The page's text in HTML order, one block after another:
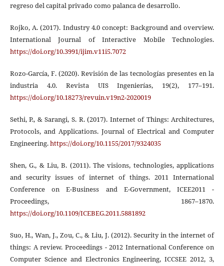
regreso del capital privado como palanca de desarrollo.
Rojko, A. (2017). Industry 4.0 concept: Background and overview.
International Journal of Interactive Mobile Technologies.
https://doi.org/10.3991/ijim.v11i5.7072
Rozo-García, F. (2020). Revisión de las tecnologías presentes en la
industria 4.0. Revista UIS Ingenierías, 19(2), 177–191.
https://doi.org/10.18273/revuin.v19n2-2020019
Sethi, P., & Sarangi, S. R. (2017). Internet of Things: Architectures,
Protocols, and Applications. Journal of Electrical and Computer
Engineering.https://doi.org/10.1155/2017/9324035
Shen, G., & Liu, B. (2011). The visions, technologies, applications
and security issues of internet of things. 2011 International
Conference on E-Business and E-Government, ICEE2011 -
Proceedings, 1867–1870.
https://doi.org/10.1109/ICEBEG.2011.5881892
Suo, H., Wan, J., Zou, C., & Liu, J. (2012). Security in the internet of
things: A review. Proceedings - 2012 International Conference on
Computer Science and Electronics Engineering, ICCSEE 2012, 3,